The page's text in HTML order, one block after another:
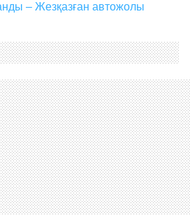
– Жезқазған автожолы